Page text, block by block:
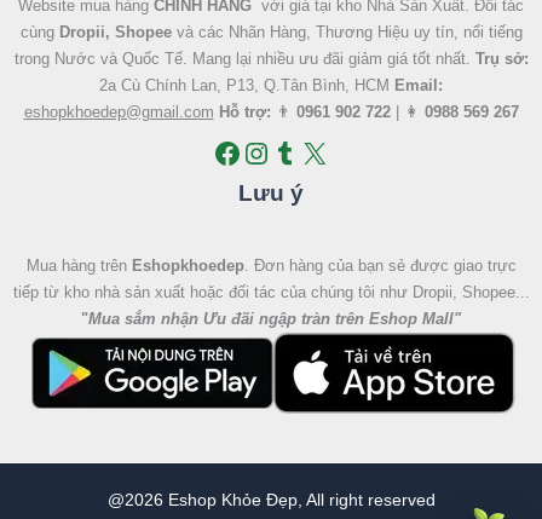
Website mua hàng CHÍNH HÃNG với giá tại kho Nhà Sản Xuất. Đối tác
cùng Dropii, Shopeevà các Nhãn Hàng, Thương Hiệu uy tín, nổi tiếng
trong Nước và Quốc Tế. Mang lại nhiều ưu đãi giảm giá tốt nhất. Trụ sở:
2a Cù Chính Lan, P13, Q.Tân Bình, HCM Email:
eshopkhoedep@gmail.com Hỗ trợ: 👨 0961 902 722| 👩 0988 569 267
Lưu ý
Mua hàng trên Eshopkhoedep. Đơn hàng của bạn sẻ được giao trực
tiếp từ kho nhà sản xuất hoặc đối tác của chúng tôi như Dropii, Shopee...
"Mua sắm nhận Ưu đãi ngập tràn trên Eshop Mall"
@2026 Eshop Khỏe Đẹp, All right reserved